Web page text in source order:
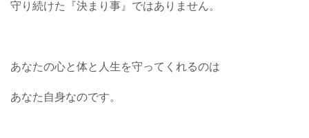
守り続けた『決まり事』ではありません。
あなたの心と体と人生を守ってくれるのは
あなた自身なのです。